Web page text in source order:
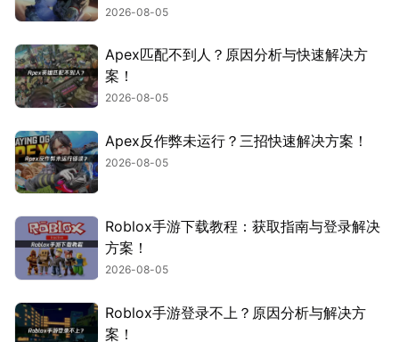
2026-08-05
Apex匹配不到人？原因分析与快速解决方
案！
2026-08-05
Apex反作弊未运行？三招快速解决方案！
2026-08-05
Roblox手游下载教程：获取指南与登录解决
方案！
2026-08-05
Roblox手游登录不上？原因分析与解决方
案！